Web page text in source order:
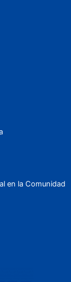
en la Comunidad